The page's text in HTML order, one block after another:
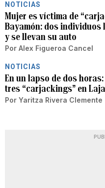
NOTICIAS
Mujer es víctima de
Bayamón: dos individuos
y se llevan su auto
Por Alex Figueroa Cancel
NOTICIAS
En un lapso de dos
tres “carjackings” en
Por Yaritza Rivera Clemente